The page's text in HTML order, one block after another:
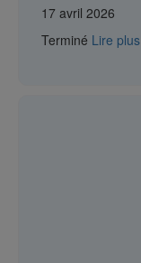
17 avril 2026
Terminé Lire plus